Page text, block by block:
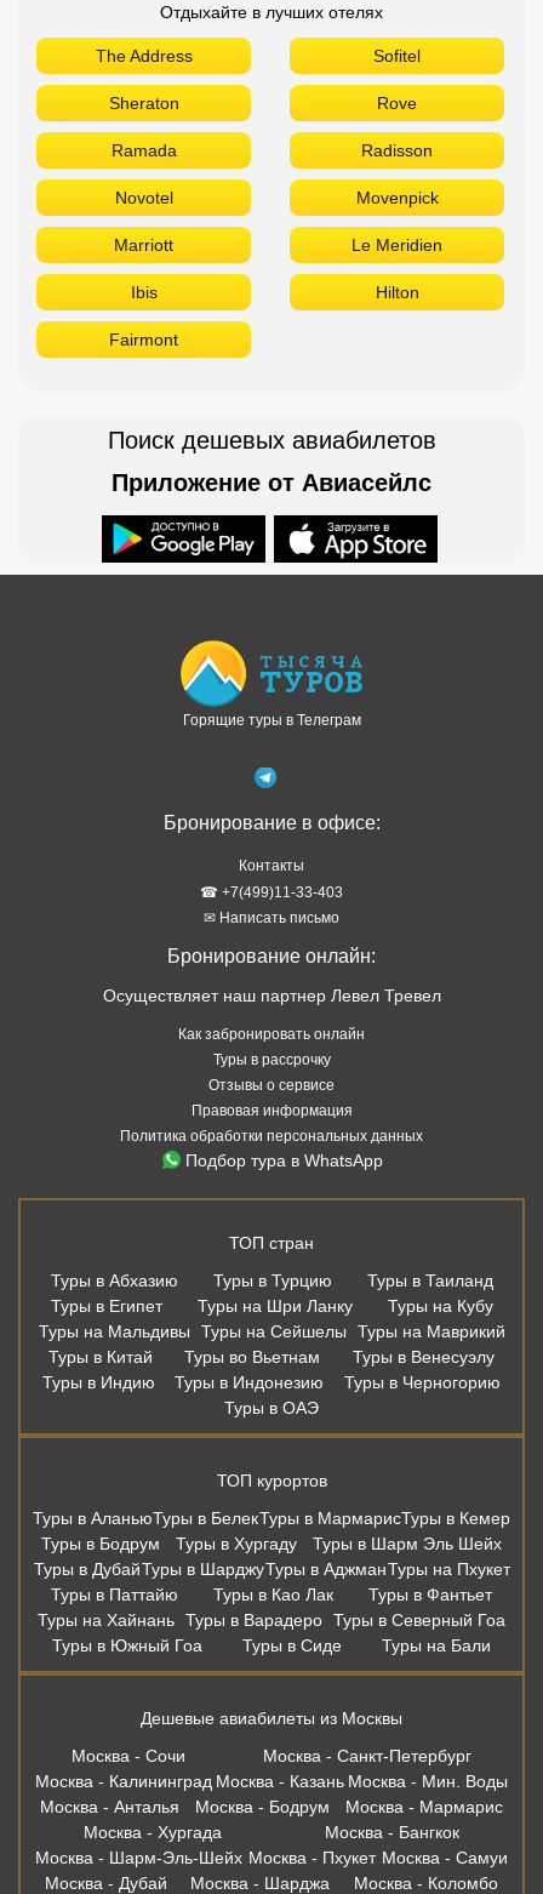
Отдыхайте в лучших отелях
The Address Sofitel
Sheraton Rove
Ramada Radisson
Novotel Movenpick
Marriott Le Meridien
Ibis Hilton
Fairmont
Поиск дешевых авиабилетов
Приложение от Авиасейлс
Горящие туры в Телеграм
Бронирование в офисе:
Контакты
☎ +7(499)11-33-403
✉ Написать письмо
Бронирование онлайн:
Осуществляет наш партнер Левел Тревел
Как забронировать онлайн
Туры в рассрочку
Отзывы о сервисе
Правовая информация
Политика обработки персональных данных
Подбор тура в WhatsApp
ТОП стран
Туры в Абхазию
Туры в Турцию
Туры в Таиланд
Туры в Египет
Туры на Шри Ланку
Туры на Кубу
Туры на Мальдивы
Туры на Сейшелы
Туры на Маврикий
Туры в Китай
Туры во Вьетнам
Туры в Венесуэлу
Туры в Индию
Туры в Индонезию
Туры в Черногорию
Туры в ОАЭ
ТОП курортов
Туры в АланьюТуры в БелекТуры в МармарисТуры в Кемер
Туры в Бодрум
Туры в Хургаду
Туры в Шарм Эль Шейх
Туры в ДубайТуры в ШарджуТуры в АджманТуры на Пхукет
Туры в Паттайю
Туры в Као Лак
Туры в Фантьет
Туры на Хайнань Туры в Варадеро Туры в Северный Гоа
Туры в Южный Гоа
Туры в Сиде Туры на Бали
Дешевые авиабилеты из Москвы
Москва - Сочи
Москва - Санкт-Петербург
Москва - Калининград Москва - Казань Москва - Мин. Воды
Москва - Анталья
Москва - Бодрум
Москва - Мармарис
Москва - Хургада
Москва - Бангкок
Москва - Шарм-Эль-Шейх Москва - Пхукет Москва - Самуи
Москва - Дубай
Москва - Шарджа Москва - Коломбо